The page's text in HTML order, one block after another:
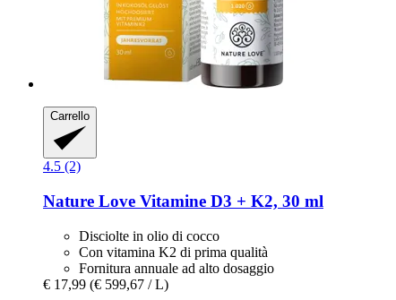
Carrello
4.5 (2)
Nature Love Vitamine D3 + K2, 30 ml
Disciolte in olio di cocco
Con vitamina K2 di prima qualità
Fornitura annuale ad alto dosaggio
€ 17,99 (€ 599,67 / L)